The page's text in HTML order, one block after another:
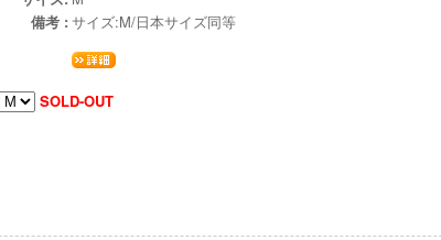
備考 : サイズ:M/日本サイズ同等
SOLD-OUT